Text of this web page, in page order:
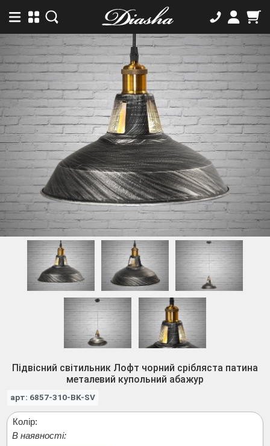
Підвісний світильник Лофт чорний срібляста патина
металевий купольний абажур
арт: 6857-310-BK-SV
Колір:
В наявності: